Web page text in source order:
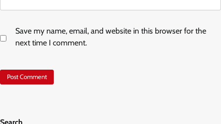
Save my name, email, and website in this browser for the
next time I comment.
Search